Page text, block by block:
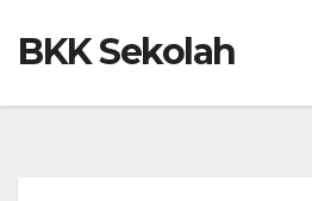
BKK Sekolah